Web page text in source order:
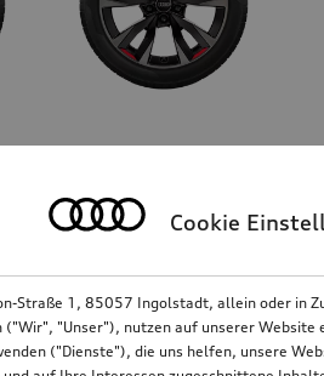
*564,00
Cookie
Straße 1, 85057 Ingolstadt, allein oder in
"Unser"), nutzen auf unserer Website
("Dienste"), die uns helfen, unsere